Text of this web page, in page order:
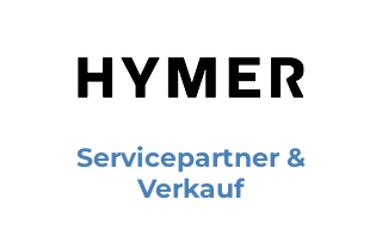
Servicepartner &
Verkauf